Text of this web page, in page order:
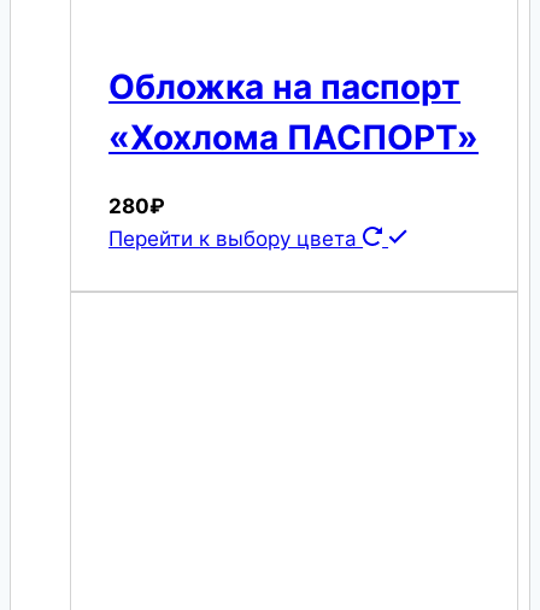
Обложка на паспорт
«Хохлома ПАСПОРТ»
280₽
Перейти к выбору цвета